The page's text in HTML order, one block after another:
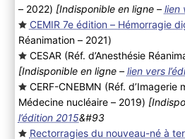
– 2022) [Indisponible en ligne – lien
CEMIR 7e édition – Hémorragie
Réanimation – 2021)
CESAR (Réf. d’Anesthésie
[Indisponible en ligne – lien vers
CERF-CNEBMN (Réf. d’Imagerie
Médecine nucléaire – 2019)
l’édition 2015&#93
Rectorragies du nouveau-né à